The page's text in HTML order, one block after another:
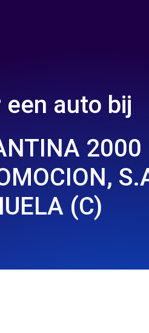
een auto bij
2000
(C)